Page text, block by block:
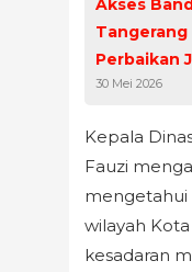
Akses
Perbaikan
30 Mei 2026
Kepala
Fauzi
mengetahui
wilayah
kesadaran